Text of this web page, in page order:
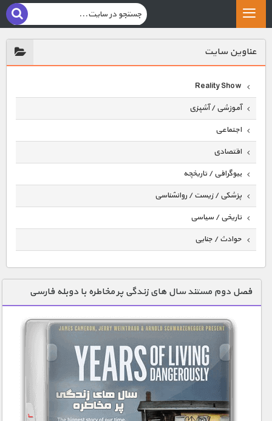
عناوين سايت
Reality Show
آموزشی / آشپزی
اجتماعی
اقتصادی
بیوگرافی / تاریخچه
پزشکی / زیست / روانشناسی
تاریخی / سیاسی
حوادث / جنایی
دنیای خوراکی ها
زمین شناسی / محیط زیست
سازه/ معماری/ مهندسی
سرگرمی
شناخت کودکان
علم و فناوری
فصل دوم مستند سال های زندگی پر مخاطره با دوبله فارسی